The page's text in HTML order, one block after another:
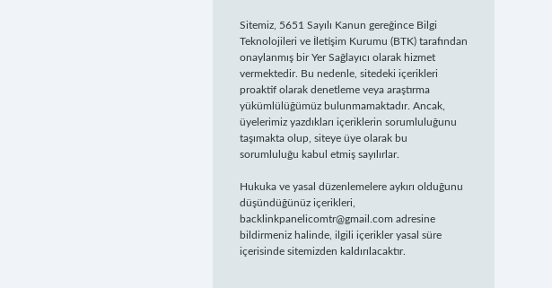
Sitemiz, 5651 Sayılı Kanun gereğince Bilgi
Teknolojileri ve İletişim Kurumu (BTK) tarafından
onaylanmış bir Yer Sağlayıcı olarak hizmet
vermektedir. Bu nedenle, sitedeki içerikleri
proaktif olarak denetleme veya araştırma
yükümlülüğümüz bulunmamaktadır. Ancak,
üyelerimiz yazdıkları içeriklerin sorumluluğunu
taşımakta olup, siteye üye olarak bu
sorumluluğu kabul etmiş sayılırlar.
Hukuka ve yasal düzenlemelere aykırı olduğunu
düşündüğünüz içerikleri,
backlinkpanelicomtr@gmail.com adresine
bildirmeniz halinde, ilgili içerikler yasal süre
içerisinde sitemizden kaldırılacaktır.